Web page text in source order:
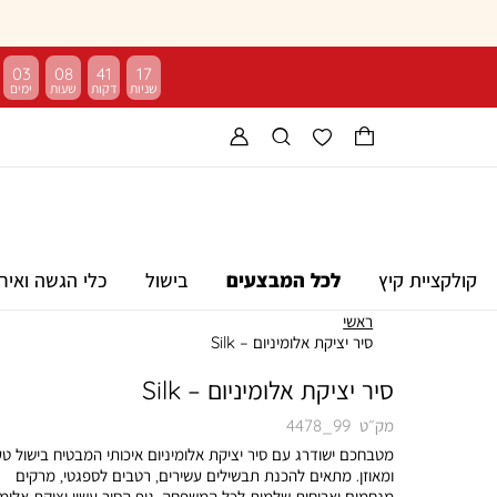
03 08 41 17
קולקציית קיץ לכל המבצעים בישול כלי הגשה
ראשי
סיר יציקת אלומיניום – Silk
סיר יציקת אלומיניום – Silk
מק״ט 4478_99
מטבחכם ישודרג עם סיר יציקת אלומיניום איכותי המבטיח בישול
ומאוזן. מתאים להכנת תבשילים עשירים, רטבים לספגטי, מרקים